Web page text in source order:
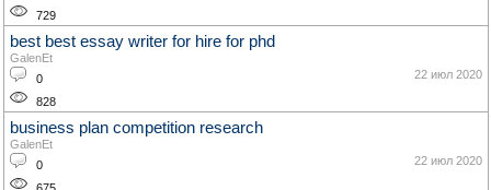
729
best best essay writer for hire for phd
GalenEt
0
828
22 июл 2020
business plan competition research
GalenEt
0
22 июл 2020